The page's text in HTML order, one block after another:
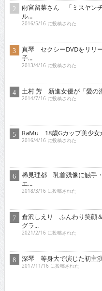
雨宮留菜さん 「ミスヤン
ル...
2016/5/16 に投稿された
真琴 セクシーDVDをリリ
子...
2013/4/16 に投稿された
土村 芳 新進女優が「愛の
2014/7/16 に投稿された
RaMu 18歳Gカップ美少女
2016/4/16 に投稿された
稀見理都 乳首残像に触手
エ...
2018/3/16 に投稿された
倉沢しえり ふんわり笑顔
グラ...
2021/2/16 に投稿された
深琴 等身大で演じた初主
2017/11/16 に投稿された